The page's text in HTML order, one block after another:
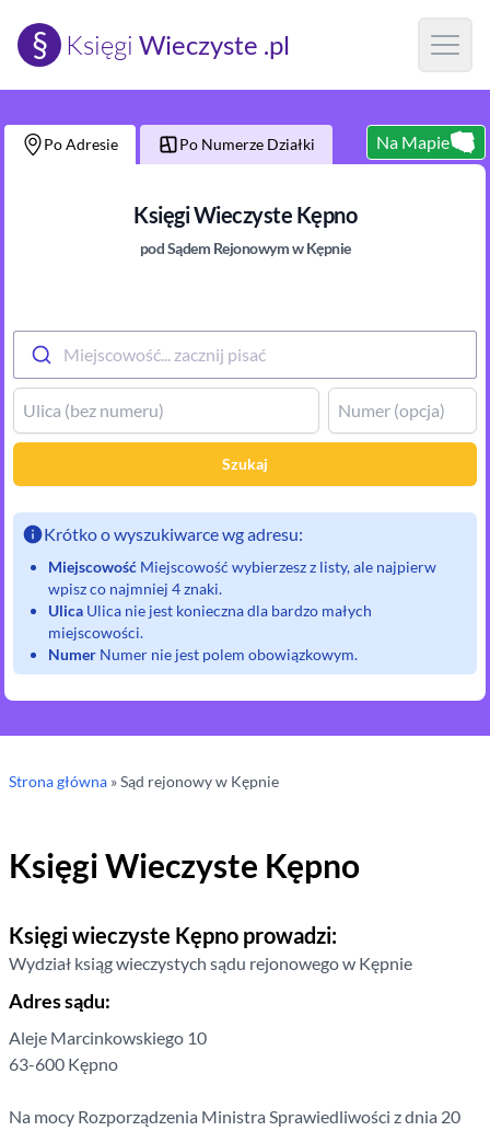
§ Księgi Wieczyste .pl Open
Po Adresie Po Numerze Działki Na Mapie
Księgi Wieczyste Kępno
pod Sądem Rejonowymw Kępnie
Miejscowość... zacznij pisać
Szukaj
Krótko o wyszukiwarce wg adresu:
Miejscowość Miejscowość wybierzesz z listy, ale najpierw
wpisz co najmniej 4 znaki.
Ulica Ulica nie jest konieczna dla bardzo małych
miejscowości.
Numer Numer nie jest polem obowiązkowym.
Strona główna »Sąd rejonowyw Kępnie
Księgi Wieczyste Kępno
Księgi wieczyste Kępno prowadzi:
Wydział ksiąg wieczystych sądu rejonowegow Kępnie
Adres sądu:
Aleje Marcinkowskiego 10
63-600 Kępno
Na mocy Rozporządzenia Ministra Sprawiedliwości z dnia 20